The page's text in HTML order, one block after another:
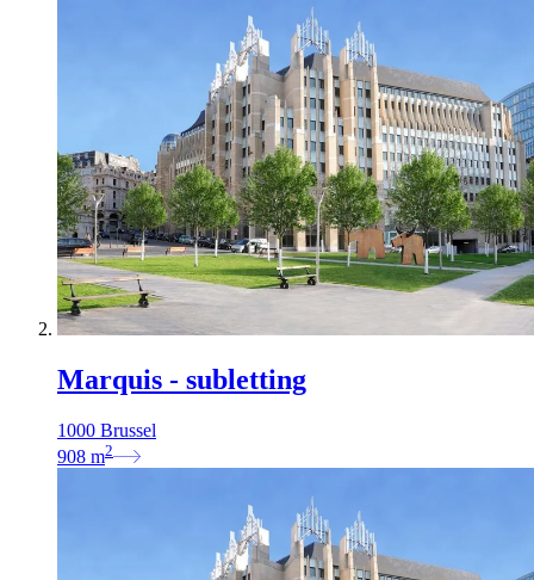
Marquis - subletting
1000 Brussel
908 m2